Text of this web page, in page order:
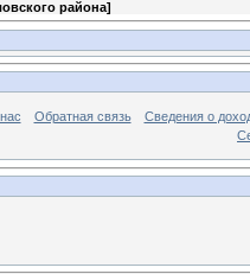
района]
Обратная связь
Сведения о